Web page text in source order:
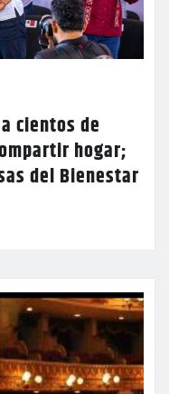
cientos de
hogar;
del Bienestar